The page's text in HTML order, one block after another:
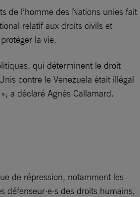
de l’homme des Nations unies fait
relatif aux droits civils et
la vie.
qui déterminent le droit
contre le Venezuela était illégal
a déclaré Agnès Callamard.
de répression, notamment les
des droits humains,